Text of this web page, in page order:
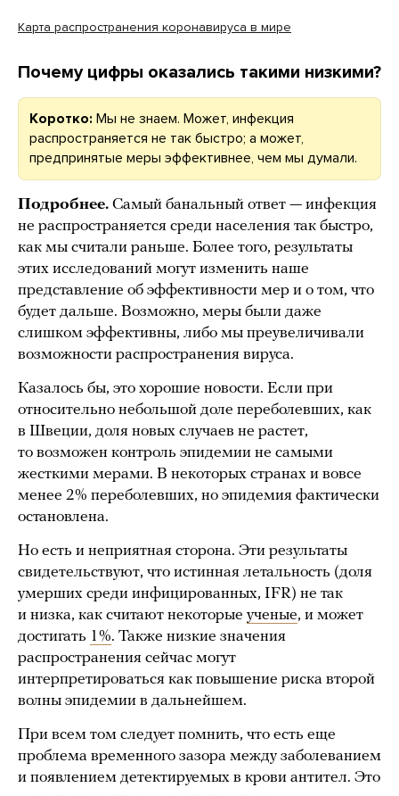
Карта распространения коронавируса в мире
Почему цифры оказались такими низкими?
Коротко: Мы не знаем. Может, инфекция
распространяется не так быстро; а может,
предпринятые меры эффективнее, чем мы думали.
Подробнее. Самый банальный ответ — инфекция
не распространяется среди населения так быстро,
как мы считали раньше. Более того, результаты
этих исследований могут изменить наше
представление об эффективности мер и о том, что
будет дальше. Возможно, меры были даже
слишком эффективны, либо мы преувеличивали
возможности распространения вируса.
Казалось бы, это хорошие новости. Если при
относительно небольшой доле переболевших, как
в Швеции, доля новых случаев не растет,
то возможен контроль эпидемии не самыми
жесткими мерами. В некоторых странах и вовсе
менее 2% переболевших, но эпидемия фактически
остановлена.
Но есть и неприятная сторона. Эти результаты
свидетельствуют, что истинная летальность (доля
умерших среди инфицированных, IFR) не так
и низка, как считают некоторые ученые, и может
достигать 1%. Также низкие значения
распространения сейчас могут
интерпретироваться как повышение риска второй
волны эпидемии в дальнейшем.
При всем том следует помнить, что есть еще
проблема временного зазора между заболеванием
и появлением детектируемых в крови антител. Это